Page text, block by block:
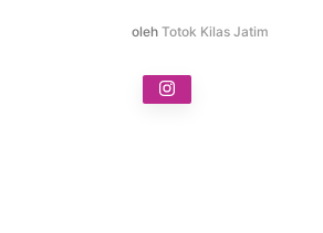
oleh Totok Kilas Jatim